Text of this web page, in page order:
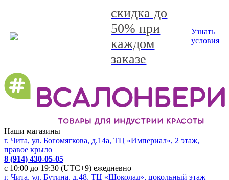
скидка до
50% при
каждом
заказе
Узнать
условия
Наши магазины
г. Чита, ул. Богомягкова, д.14а, ТЦ «Империал», 2 этаж,
правое крыло
8 (914) 430-05-05
с 10:00 до 19:30 (UTC+9) ежедневно
г. Чита, ул. Бутина, д.48, ТЦ «Шоколад», цокольный этаж